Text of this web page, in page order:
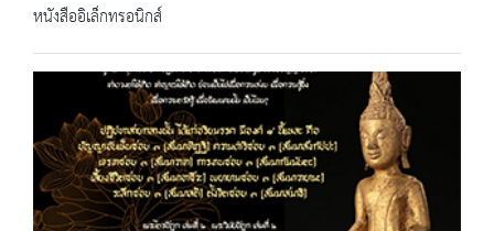
หนังสืออิเล็กทรอนิกส์